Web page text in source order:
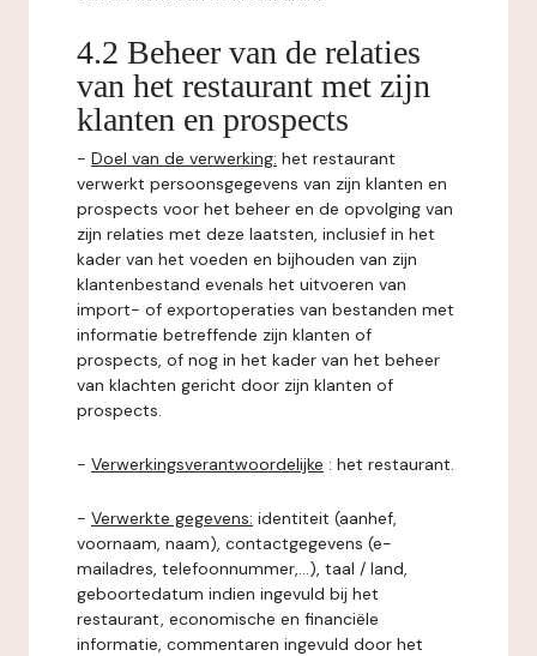
4.2 Beheer van de relaties
van het restaurant met zijn
klanten en prospects
- Doel van de verwerking: het restaurant
verwerkt persoonsgegevens van zijn klanten en
prospects voor het beheer en de opvolging van
zijn relaties met deze laatsten, inclusief in het
kader van het voeden en bijhouden van zijn
klantenbestand evenals het uitvoeren van
import- of exportoperaties van bestanden met
informatie betreffende zijn klanten of
prospects, of nog in het kader van het beheer
van klachten gericht door zijn klanten of
prospects.
- Verwerkingsverantwoordelijke : het restaurant.
- Verwerkte gegevens: identiteit (aanhef,
voornaam, naam), contactgegevens (e-
mailadres, telefoonnummer,...), taal / land,
geboortedatum indien ingevuld bij het
restaurant, economische en financiële
informatie, commentaren ingevuld door het